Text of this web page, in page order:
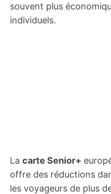
souvent plus
individuels.
La carte Senior+
offre des réductions
les voyageurs de plus